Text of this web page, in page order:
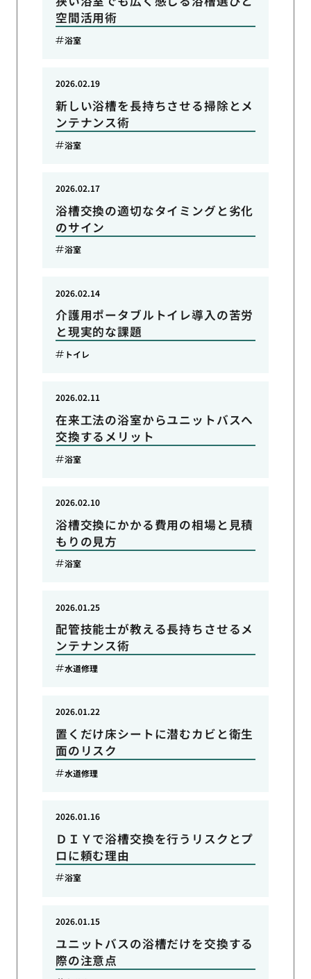
空間活用術
浴室
新しい浴槽を長持ちさせる掃除とメ
ンテナンス術
2026.02.19
浴室
浴槽交換の適切なタイミングと劣化
のサイン
2026.02.17
浴室
介護用ポータブルトイレ導入の苦労
と現実的な課題
2026.02.14
トイレ
在来工法の浴室からユニットバスへ
交換するメリット
2026.02.11
浴室
浴槽交換にかかる費用の相場と見積
もりの見方
2026.02.10
浴室
配管技能士が教える長持ちさせるメ
ンテナンス術
2026.01.25
水道修理
置くだけ床シートに潜むカビと衛生
面のリスク
2026.01.22
水道修理
ＤＩＹで浴槽交換を行うリスクとプ
ロに頼む理由
2026.01.16
浴室
ユニットバスの浴槽だけを交換する
際の注意点
2026.01.15